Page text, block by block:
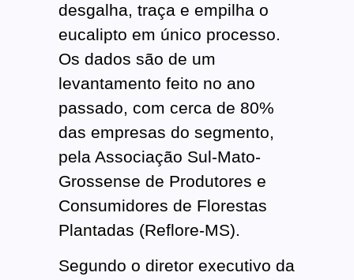
desgalha, traça e empilha o
eucalipto em único processo.
Os dados são de um
levantamento feito no ano
passado, com cerca de 80%
das empresas do segmento,
pela Associação Sul-Mato-
Grossense de Produtores e
Consumidores de Florestas
Plantadas (Reflore-MS).
Segundo o diretor executivo da